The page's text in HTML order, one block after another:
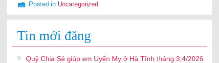
Posted in Uncategorized
Tin mới đăng
Quỹ Chia Sẻ giúp em Uyển My ở Hà Tĩnh tháng 3,4/2026